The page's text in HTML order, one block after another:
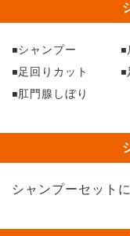
シャンプー
足回りカット
肛門腺しぼり
シャンプーセット